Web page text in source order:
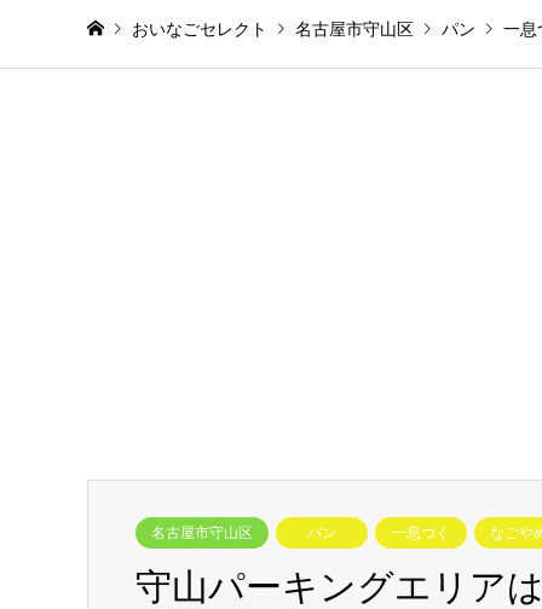
おいなごセレクト 名古屋市守山区 パン 一息
名古屋市守山区 パン 一息つく なごや
守山パーキングエリア